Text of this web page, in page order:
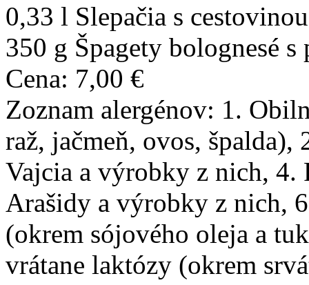
0,33 l Slepačia s
350 g Špagety bolognesé s
Cena: 7,00 €
Zoznam alergénov: 1.
raž, jačmeň, ovos,
Vajcia a výrobky z nich,
Arašidy a výrobky z nich,
(okrem sójového oleja a
vrátane laktózy (okrem